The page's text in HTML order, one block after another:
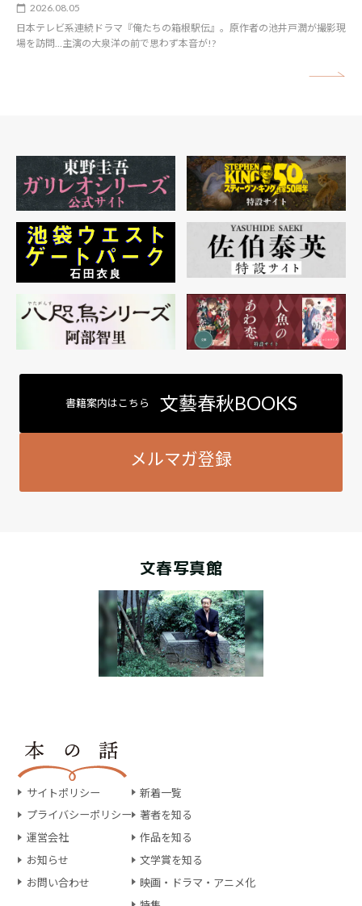
2026.08.05
日本テレビ系連続ドラマ『俺たちの箱根駅伝』。原作者の池井戸潤が撮影現
場を訪問…主演の大泉洋の前で思わず本音が!?
書籍案内はこちら 文藝春秋BOOKS
メルマガ登録
文春写真館
サイトポリシー
プライバシーポリシー
運営会社
お知らせ
お問い合わせ
新着一覧
著者を知る
作品を知る
文学賞を知る
映画・ドラマ・アニメ化